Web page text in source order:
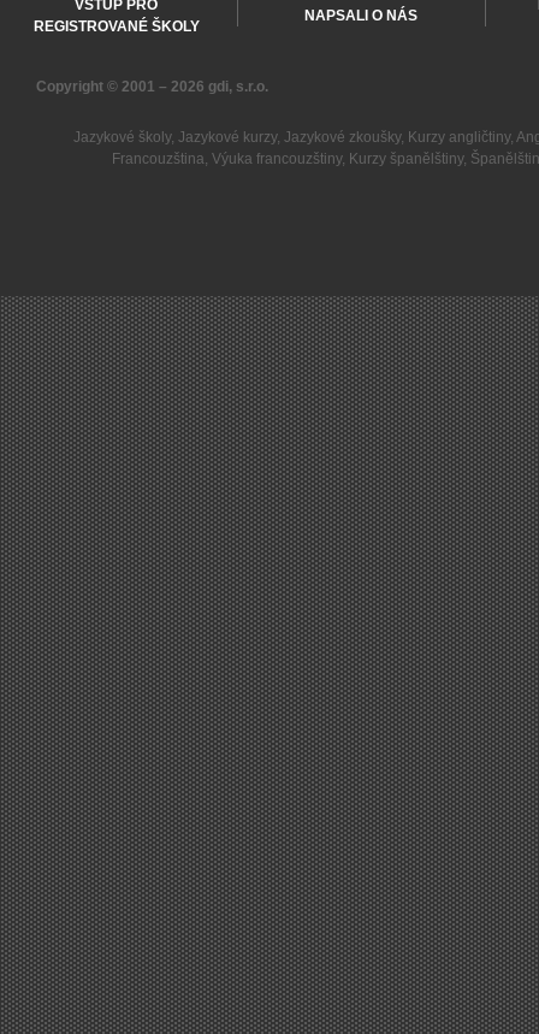
VSTUP PRO
REGISTROVANÉ ŠKOLY
NAPSALI O NÁS
Copyright © 2001 – 2026 gdi, s.r.o.
Jazykové školy, Jazykové kurzy, Jazykové zkoušky, Kurzy angličtiny,
Francouzština,Výuka francouzštiny, Kurzy španělštiny,